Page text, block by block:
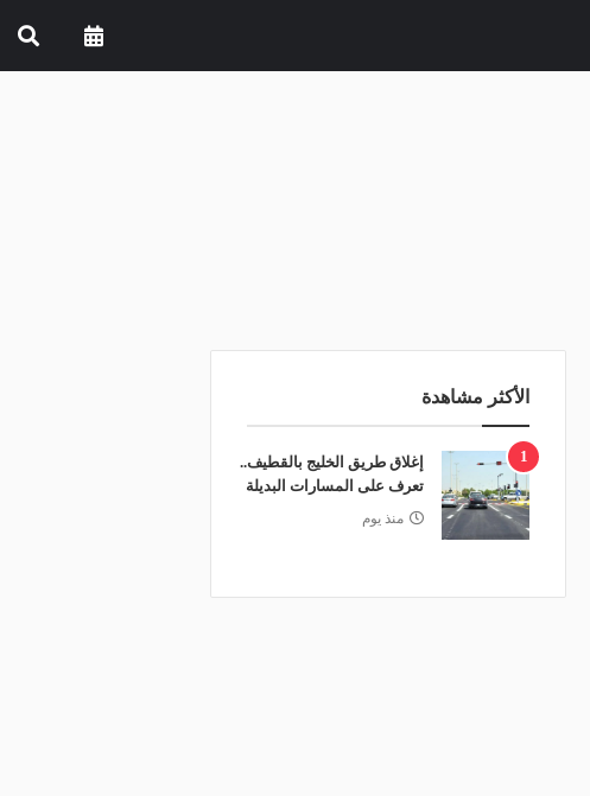
الأكثر مشاهدة
1
إغلاق طريق الخليج بالقطيف..
تعرف على المسارات البديلة
منذ يوم